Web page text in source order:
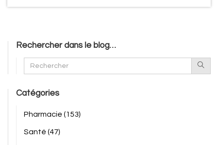
Rechercher dans le blog…
Catégories
Pharmacie (153)
Santé (47)